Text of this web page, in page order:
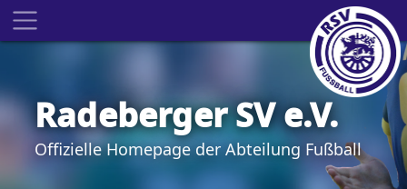
Radeberger SV e.V.
Offizielle Homepage der Abteilung Fußball